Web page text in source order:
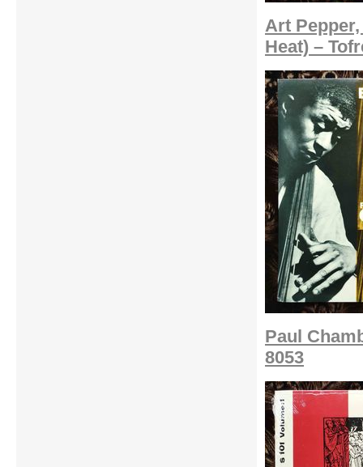
Art
Heat) –
Paul
8053